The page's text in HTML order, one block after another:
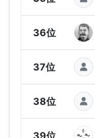
36位
37位
38位
39位